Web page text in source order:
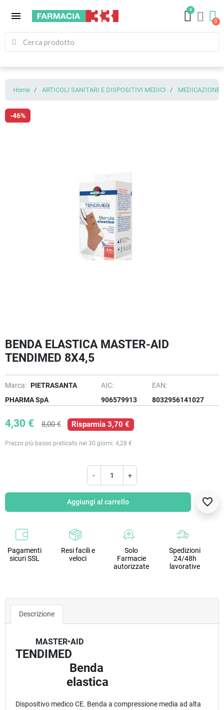
menu
0
Home ARTICOLI SANITARI E DISPOSITIVI MEDICI MEDICAZIONE
-46%
BENDA ELASTICA MASTER-AID
TENDIMED 8X4,5
Marca: PIETRASANTA
PHARMA SpA
AIC:
906579913
EAN:
8032956141027
4,30 € 8,00 € Risparmia 3,70 €
Prezzo più basso praticato nei 30 giorni: 4,28 €
- +
Aggiungi al carrello favorite_border
Pagamenti
sicuri SSL
Resi facili e
veloci
Solo
Farmacie
autorizzate
Spedizioni
24/48h
lavorative
Descrizione
MASTER•AID
TENDIMED
Benda
elastica
Dispositivo medico CE. Benda a compressione media ad alta